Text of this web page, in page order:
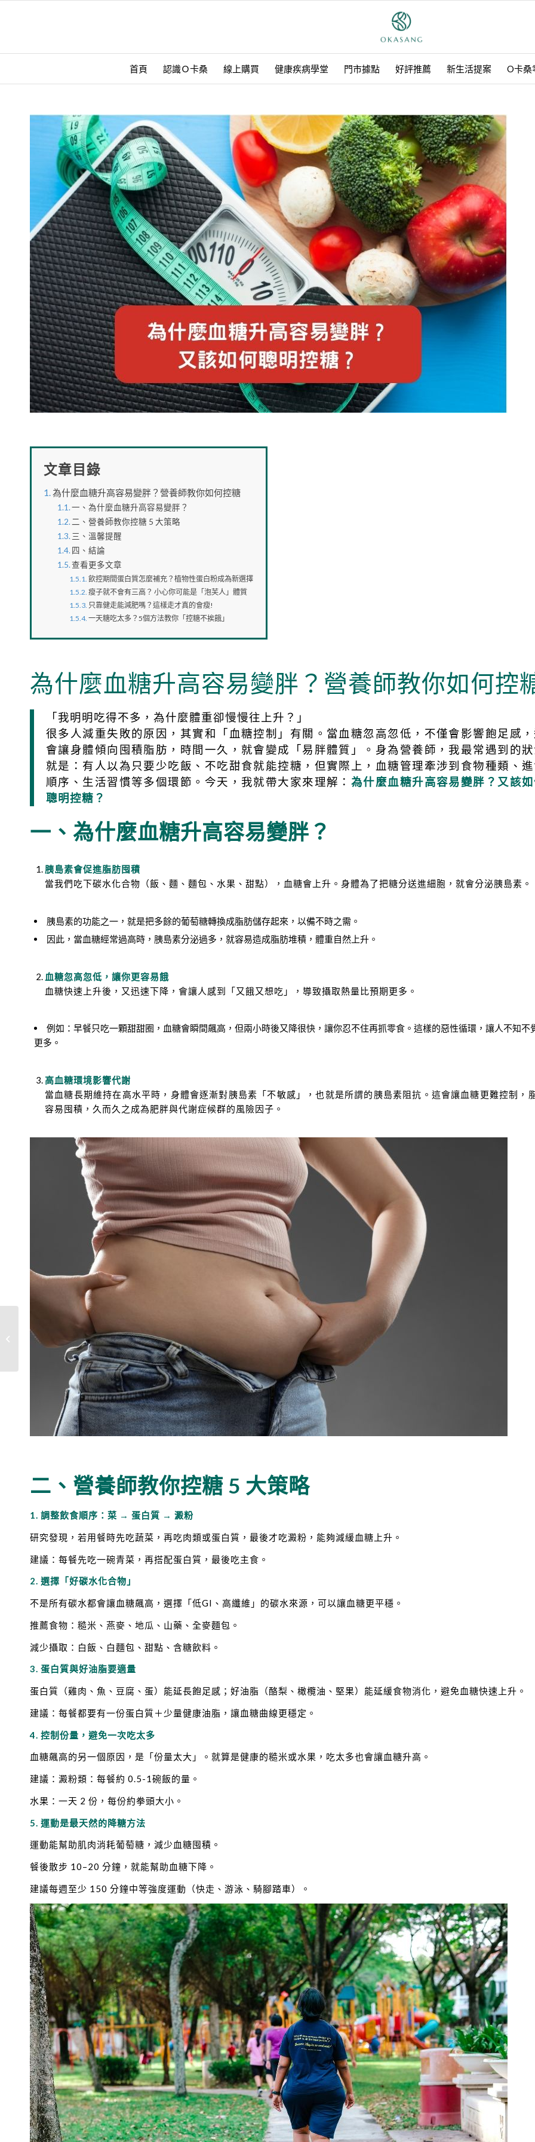
首頁 認識Ｏ卡桑 線上購買 健康疾病學堂 門市據點 好評推薦 新生活提案 O卡桑
文章目錄
為什麼血糖升高容易變胖？營養師教你如何控糖
一、為什麼血糖升高容易變胖？
二、營養師教你控糖 5 大策略
三、溫馨提醒
四、結論
查看更多文章
飲控期間蛋白質怎麼補充？植物性蛋白粉成為新選擇
瘦子就不會有三高？ 小心你可能是「泡芙人」體質
只靠健走能減肥嗎？這樣走才真的會瘦!
一天糖吃太多？5個方法教你「控糖不挨餓」
為什麼血糖升高容易變胖？營養師教你如何控
「我明明吃得不多，為什麼體重卻慢慢往上升？」
很多人減重失敗的原因，其實和「血糖控制」有關。當血糖忽高忽低，不僅會影響飽足感
會讓身體傾向囤積脂肪，時間一久，就會變成「易胖體質」。身為營養師，我最常遇到的
就是：有人以為只要少吃飯、不吃甜食就能控糖，但實際上，血糖管理牽涉到食物種類、
順序、生活習慣等多個環節。今天，我就帶大家來理解： 為什麼血糖升高容易變胖？又該
聰明控糖？
一、為什麼血糖升高容易變胖？
胰島素會促進脂肪囤積
當我們吃下碳水化合物（飯、麵、麵包、水果、甜點），血糖會上升。身體為了把糖分送進細胞，就會分泌胰島素。
胰島素的功能之一，就是把多餘的葡萄糖轉換成脂肪儲存起來，以備不時之需。
因此，當血糖經常過高時，胰島素分泌過多，就容易造成脂肪堆積，體重自然上升。
血糖忽高忽低，讓你更容易餓
血糖快速上升後，又迅速下降，會讓人感到「又餓又想吃」，導致攝取熱量比預期更多。
例如：早餐只吃一顆甜甜圈，血糖會瞬間飆高，但兩小時後又降很快，讓你忍不住再抓零食。這樣的惡性循環，讓人不知不
更多。
高血糖環境影響代謝
當血糖長期維持在高水平時，身體會逐漸對胰島素「不敏感」，也就是所謂的胰島素阻抗。這會讓血糖更難控制，
容易囤積，久而久之成為肥胖與代謝症候群的風險因子。
二、營養師教你控糖 5 大策略
1. 調整飲食順序：菜 → 蛋白質 → 澱粉
研究發現，若用餐時先吃蔬菜，再吃肉類或蛋白質，最後才吃澱粉，能夠減緩血糖上升。
建議：每餐先吃一碗青菜，再搭配蛋白質，最後吃主食。
2. 選擇「好碳水化合物」
不是所有碳水都會讓血糖飆高，選擇「低GI、高纖維」的碳水來源，可以讓血糖更平穩。
推薦食物：糙米、燕麥、地瓜、山藥、全麥麵包。
減少攝取：白飯、白麵包、甜點、含糖飲料。
3. 蛋白質與好油脂要適量
蛋白質（雞肉、魚、豆腐、蛋）能延長飽足感；好油脂（酪梨、橄欖油、堅果）能延緩食物消化，避免血糖快速上升。
建議：每餐都要有一份蛋白質＋少量健康油脂，讓血糖曲線更穩定。
4. 控制份量，避免一次吃太多
血糖飆高的另一個原因，是「份量太大」。就算是健康的糙米或水果，吃太多也會讓血糖升高。
建議：澱粉類：每餐約 0.5-1碗飯的量。
水果：一天 2 份，每份約拳頭大小。
5. 運動是最天然的降糖方法
運動能幫助肌肉消耗葡萄糖，減少血糖囤積。
餐後散步 10–20 分鐘，就能幫助血糖下降。
建議每週至少 150 分鐘中等強度運動（快走、游泳、騎腳踏車）。
想要擁有白嫩好肌膚，
你一定不能犯的6件事